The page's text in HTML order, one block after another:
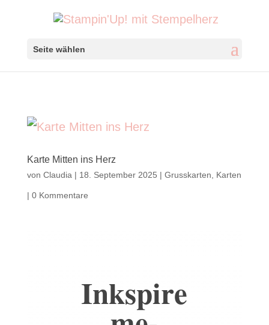
Seite wählen
Karte Mitten ins Herz
von Claudia | 18. September 2025 | Grusskarten Karten
| 0 Kommentare
Inkspire